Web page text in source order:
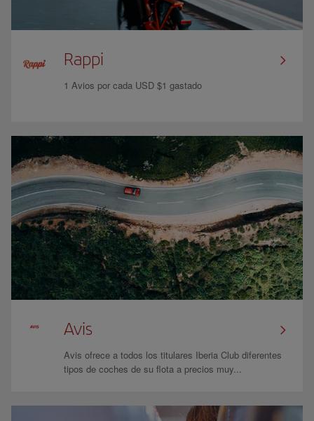
Rappi
1 Avios por cada USD $1 gastado
Avis
Avis ofrece a todos los titulares Iberia Club diferentes
tipos de coches de su flota a precios muy...